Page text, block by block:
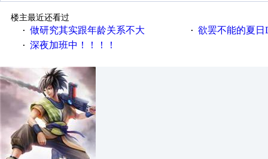
楼主最近还看过
· 做研究其实跟年龄关系不大 · 欲罢不能的夏
· 深夜加班中！！！！